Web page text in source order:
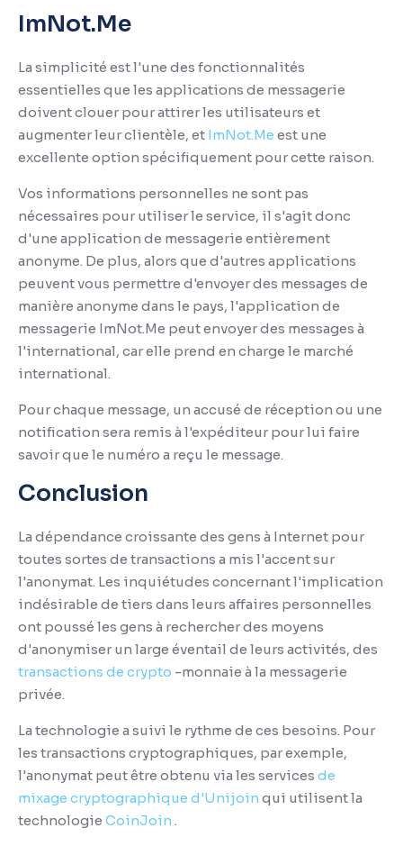
ImNot.Me
La simplicité est l'une des fonctionnalités
essentielles que les applications de messagerie
doivent clouer pour attirer les utilisateurs et
augmenter leur clientèle, et ImNot.Me est une
excellente option spécifiquement pour cette raison.
Vos informations personnelles ne sont pas
nécessaires pour utiliser le service, il s'agit donc
d'une application de messagerie entièrement
anonyme. De plus, alors que d'autres applications
peuvent vous permettre d'envoyer des messages de
manière anonyme dans le pays, l'application de
messagerie ImNot.Me peut envoyer des messages à
l'international, car elle prend en charge le marché
international.
Pour chaque message, un accusé de réception ou une
notification sera remis à l'expéditeur pour lui faire
savoir que le numéro a reçu le message.
Conclusion
La dépendance croissante des gens à Internet pour
toutes sortes de transactions a mis l'accent sur
l'anonymat. Les inquiétudes concernant l'implication
indésirable de tiers dans leurs affaires personnelles
ont poussé les gens à rechercher des moyens
d'anonymiser un large éventail de leurs activités, des
transactions de crypto -monnaie à la messagerie
privée.
La technologie a suivi le rythme de ces besoins. Pour
les transactions cryptographiques, par exemple,
l'anonymat peut être obtenu via les services de
mixage cryptographique d'Unijoin qui utilisent la
technologie CoinJoin .